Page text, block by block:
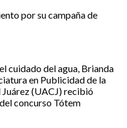
por su campaña de
cuidado del agua, Brianda
en Publicidad de la
(UACJ) recibió
concurso Tótem